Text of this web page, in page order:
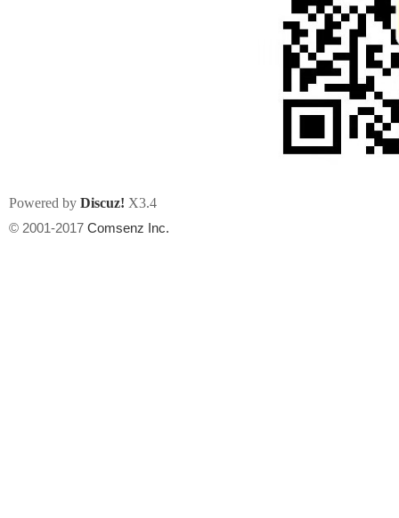
Powered by Discuz! X3.4
© 2001-2017 Comsenz Inc.